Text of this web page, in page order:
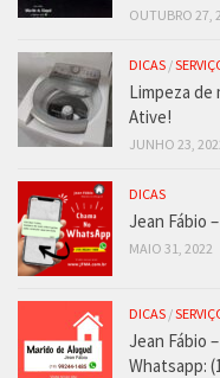
OUTUBRO 27,
DICAS /
Limpeza de
Ative!
JUNHO 23,
DICAS
Jean Fábio
MAIO 31, 2022
DICAS /
Jean Fábio
Whatsapp: